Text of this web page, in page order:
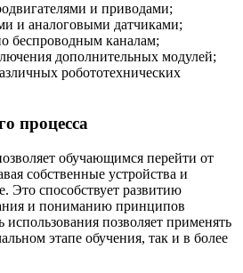
и приводами;
и аналоговыми датчиками;
беспроводным каналам;
дополнительных модулей;
робототехнических
процесса
обучающимся перейти от
собственные устройства и
Это способствует развитию
и пониманию принципов
использования позволяет применять
этапе обучения, так и в более